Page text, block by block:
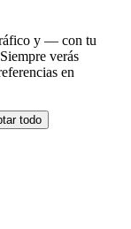
y — con tu
verás
en
todo